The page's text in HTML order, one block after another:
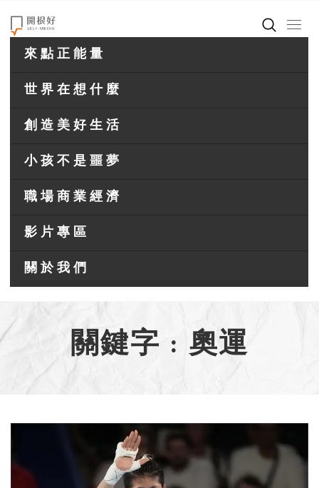
來點正能量
世界在想什麼
創造美好生活
小孩不是噩夢
職場商業經濟
影片專區
關於我們
關鍵字 : 奧運